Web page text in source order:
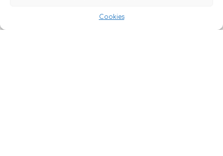
Cookies